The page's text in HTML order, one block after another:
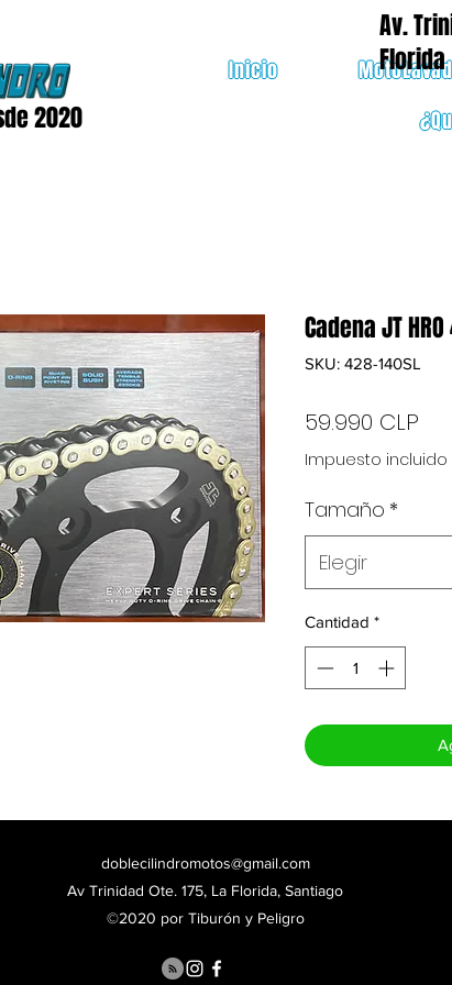
2020
Inicio
Av.
Florida
Cadena JT
SKU: 428-140SL
59.990 CLP
Impuesto incluido
Tamaño *
Elegir
Cantidad *
doblecilindromotos@gmail.com
Av Trinidad Ote. 175, La Florida, Santiago
©2020 por Tiburón y Peligro